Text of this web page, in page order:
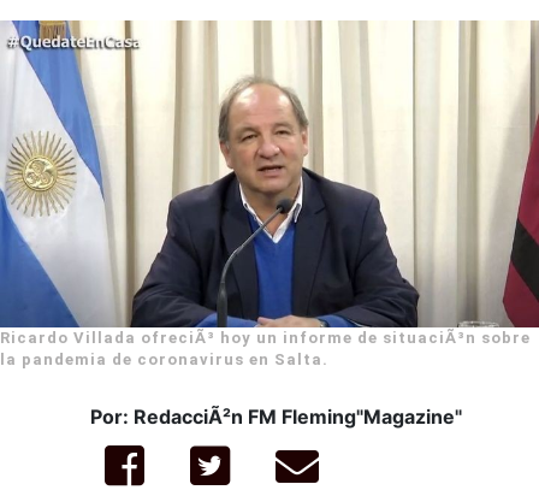
Ricardo Villada ofreciÃ³ hoy un informe de situaciÃ³n sobre
la pandemia de coronavirus en Salta.
Por: RedacciÃ²n FM Fleming"Magazine"